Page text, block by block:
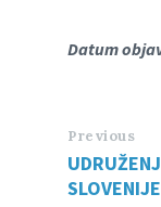
Datum
Previous
SLOVENIJE